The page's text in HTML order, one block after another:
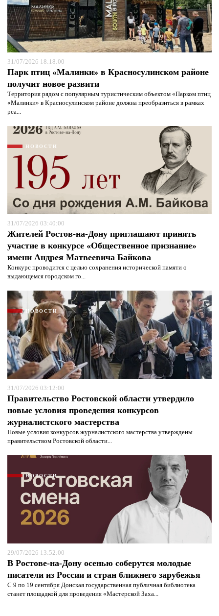
31/07/2026 18:18:00
Парк птиц «Малинки» в Красносулинском районе
получит новое развити
Территория рядом с популярным туристическим объектом «Парком птиц
«Малинки» в Красносулинском районе должна преобразиться в рамках
реа...
НОВОСТИ
31/07/2026 03:40:00
Жителей Ростов-на-Дону приглашают принять
участие в конкурсе «Общественное признание»
имени Андрея Матвеевича Байкова
Конкурс проводится с целью сохранения исторической памяти о
выдающемся городском го...
НОВОСТИ
31/07/2026 03:12:00
Правительство Ростовской области утвердило
новые условия проведения конкурсов
журналистского мастерства
Новые условия конкурсов журналистского мастерства утверждены
правительством Ростовской области...
НОВОСТИ
29/07/2026 13:52:00
В Ростове-на-Дону осенью соберутся молодые
писатели из России и стран ближнего зарубежья
С 9 по 19 сентября Донская государственная публичная библиотека
станет площадкой для проведения «Мастерской Заха...
Я согласен сполитикой конфиденциальности и
защиты информации*
Я согласен сполитикой конфиденциальности и
защиты информации*